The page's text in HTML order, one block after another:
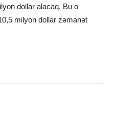
dollar alacaq. Bu o
milyon dollar zəmanət